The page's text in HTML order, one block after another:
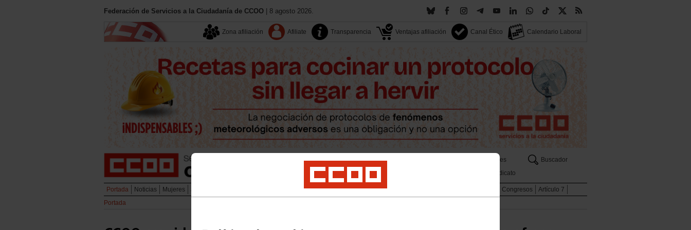
Federación de Servicios a la Ciudadanía de CCOO | 8 agosto 2026.
Zona afiliación Afiliate Transparencia Ventajas afiliación Canal Ético Calendario Laboral
Contacta Sectores
Buscador
Documentos
Tu sindicato
Portada Noticias Mujeres Juventud Políticas sociales LGTBI+ Medio ambiente Congresos
Artículo 7
Portada